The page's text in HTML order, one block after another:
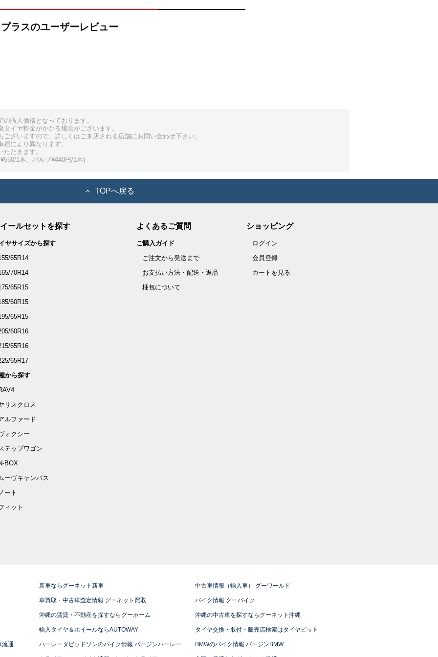
ラスのユーザーレビュー
購入価格となっております。
イヤ料金がかかる場合がございます。
ざいますので、詳しくはご来店される店舗にお問い合わせ下さい。
により異なります。
だきます。
1本、バルブ¥440円/1本)
TOPへ戻る
ールセットを探す
ヤサイズから探す
65R14
70R14
65R15
60R15
65R15
60R16
65R16
65R17
から探す
リスクロス
ルファード
ォクシー
テップワゴン
BOX
ーヴキャンバス
ート
ィット
よくあるご質問
ご購入ガイド
ご注文から発送まで
お支払い方法・配送・返品
梱包について
ショッピング
ログイン
会員登録
カートを見る
新車ならグーネット新車 中古車情報（輸入車） グーワールド
車買取・中古車査定情報 グーネット買取 バイク情報 グーバイク
沖縄の賃貸・不動産を探すならグーホーム 沖縄の中古車を探すならグーネット沖縄
輸入タイヤ＆ホイールならAUTOWAY タイヤ交換・取付・販売店検索はタイヤピット
流通 ハーレーダビッドソンのバイク情報 バージンハーレー BMWのバイク情報 バージンBMW